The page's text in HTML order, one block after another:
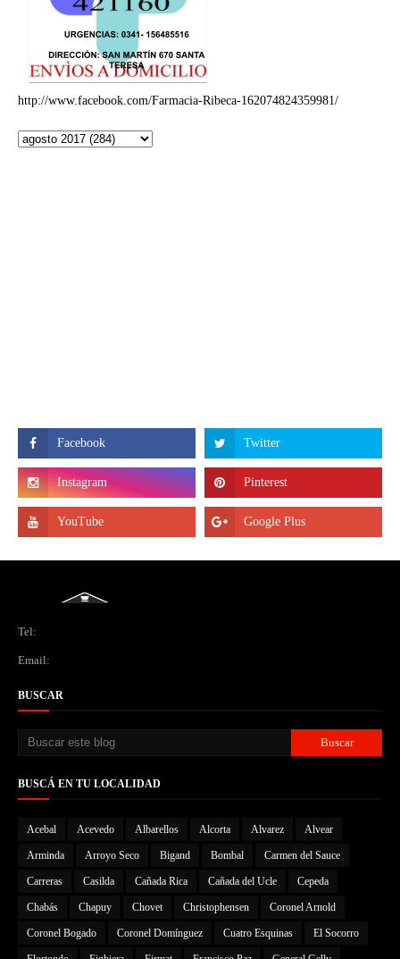
http://www.facebook.com/Farmacia-Ribeca-162074824359981/
Tel:
Email:
BUSCAR
BUSCÁ EN TU LOCALIDAD
Acebal Acevedo Albarellos Alcorta Alvarez Alvear
Arminda Arroyo Seco Bigand Bombal Carmen del Sauce
Carreras Casilda Cañada Rica Cañada del Ucle Cepeda
Chabás Chapuy Chovet Christophensen Coronel Arnold
Coronel Bogado Coronel Domínguez Cuatro Esquinas El Socorro